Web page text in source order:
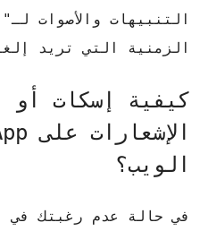
التنبيهات والأصوات
الزمنية التي تريد
كيفية إسكات أو
الويب؟
في حالة عدم رغبتك في